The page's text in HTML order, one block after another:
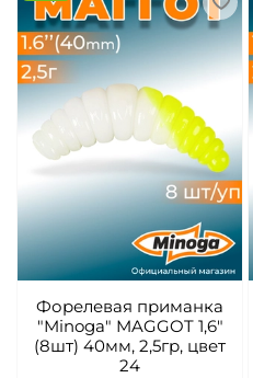
Форелевая приманка
"Minoga" MAGGOT 1,6"
(8шт) 40мм, 2,5гр, цвет
24